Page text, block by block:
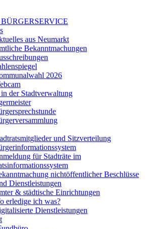
aus Neumarkt
Bekanntmachungen
2026
der Stadtverwaltung
und Sitzverteilung
für Stadträte im
nichtöffentlicher Beschlüsse
Dienstleistungen
& städtische Einrichtungen
erledige ich was?
Dienstleistungen